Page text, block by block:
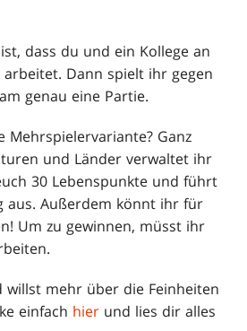
dass du und ein Kollege an
arbeitet. Dann spielt ihr gegen
genau eine Partie.
Mehrspielervariante? Ganz
und Länder verwaltet ihr
30 Lebenspunkte und führt
aus. Außerdem könnt ihr für
Um zu gewinnen, müsst ihr
willst mehr über die Feinheiten
einfach hier und lies dir alles